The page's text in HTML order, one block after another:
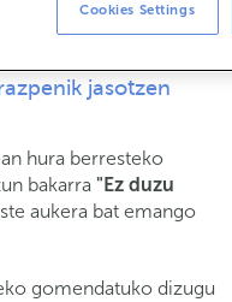
jasotzen
hura berresteko
bakarra "Ez duzu
aukera bat emango
gomendatuko dizugu
Cookies Settings